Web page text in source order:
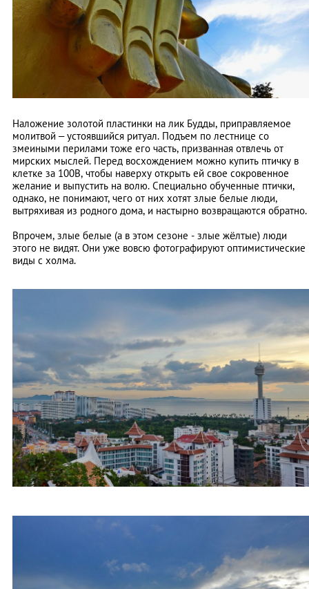
Наложение золотой пластинки на лик Будды, приправляемое
молитвой – устоявшийся ритуал. Подъем по лестнице со
змеиными перилами тоже его часть, призванная отвлечь от
мирских мыслей. Перед восхождением можно купить птичку в
клетке за 100B, чтобы наверху открыть ей свое сокровенное
желание и выпустить на волю. Специально обученные птички,
однако, не понимают, чего от них хотят злые белые люди,
вытряхивая из родного дома, и настырно возвращаются обратно.
Впрочем, злые белые (а в этом сезоне - злые жёлтые) люди
этого не видят. Они уже вовсю фотографируют оптимистические
виды с холма.